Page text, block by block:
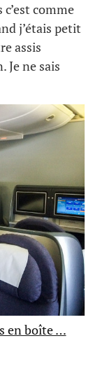
comme
j’étais petit
assis
Je ne sais
en boîte …